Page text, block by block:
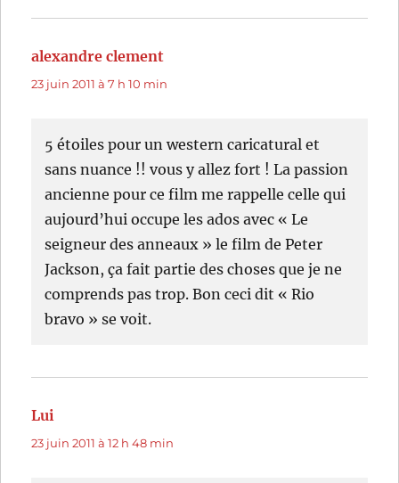
alexandre clement
23 juin 2011 à 7 h 10 min
5 étoiles pour un western caricatural et
sans nuance !! vous y allez fort ! La passion
ancienne pour ce film me rappelle celle qui
aujourd’hui occupe les ados avec « Le
seigneur des anneaux » le film de Peter
Jackson, ça fait partie des choses que je ne
comprends pas trop. Bon ceci dit « Rio
bravo » se voit.
Lui
23 juin 2011 à 12 h 48 min